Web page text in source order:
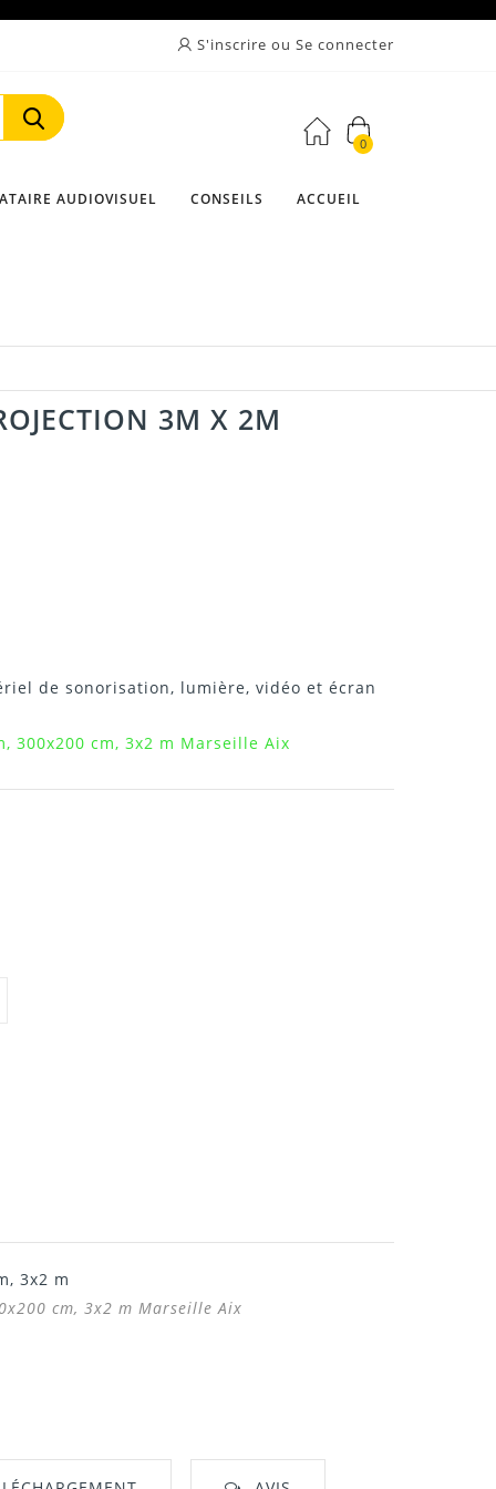
S'inscrire ou Se connecter
0
AUDIOVISUEL CONSEILS ACCUEIL
3M X 2M
de sonorisation, lumière, vidéo et écran
300x200 cm, 3x2 m Marseille Aix
3x2 m
cm, 3x2 m Marseille Aix